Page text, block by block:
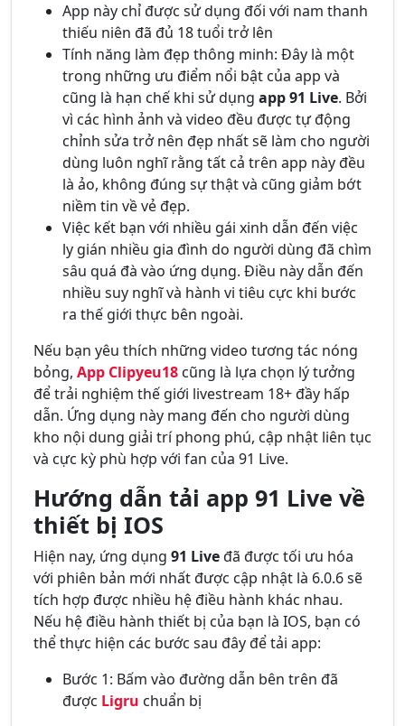
App này chỉ được sử dụng đối với nam thanh
thiếu niên đã đủ 18 tuổi trở lên
Tính năng làm đẹp thông minh: Đây là một
trong những ưu điểm nổi bật của app và
cũng là hạn chế khi sử dụng app 91 Live. Bởi
vì các hình ảnh và video đều được tự động
chỉnh sửa trở nên đẹp nhất sẽ làm cho người
dùng luôn nghĩ rằng tất cả trên app này đều
là ảo, không đúng sự thật và cũng giảm bớt
niềm tin về vẻ đẹp.
Việc kết bạn với nhiều gái xinh dẫn đến việc
ly gián nhiều gia đình do người dùng đã chìm
sâu quá đà vào ứng dụng. Điều này dẫn đến
nhiều suy nghĩ và hành vi tiêu cực khi bước
ra thế giới thực bên ngoài.
Nếu bạn yêu thích những video tương tác nóng
bỏng, App Clipyeu18 cũng là lựa chọn lý tưởng
để trải nghiệm thế giới livestream 18+ đầy hấp
dẫn. Ứng dụng này mang đến cho người dùng
kho nội dung giải trí phong phú, cập nhật liên tục
và cực kỳ phù hợp với fan của 91 Live.
Hướng dẫn tải app 91 Live về
thiết bị IOS
Hiện nay, ứng dụng 91 Liveđã được tối ưu hóa
với phiên bản mới nhất được cập nhật là 6.0.6 sẽ
tích hợp được nhiều hệ điều hành khác nhau.
Nếu hệ điều hành thiết bị của bạn là IOS, bạn có
thể thực hiện các bước sau đây để tải app:
Bước 1: Bấm vào đường dẫn bên trên đã
được Ligru chuẩn bị